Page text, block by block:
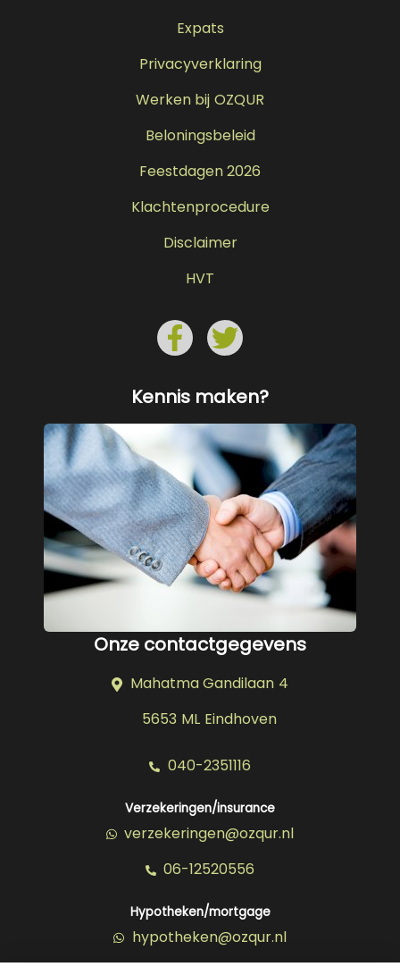
Expats
Privacyverklaring
Werken bij OZQUR
Beloningsbeleid
Feestdagen 2026
Klachtenprocedure
Disclaimer
HVT
Kennis maken?
Onze contactgegevens
Mahatma Gandilaan 4
5653 ML Eindhoven
040-2351116
Verzekeringen/insurance
verzekeringen@ozqur.nl
06-12520556
Hypotheken/mortgage
hypotheken@ozqur.nl